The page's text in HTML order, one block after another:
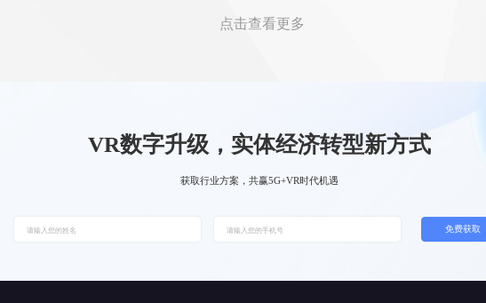
点击查看更多
VR数字升级，实体经济转型新方式
获取行业方案，共赢5G+VR时代机遇
免费获取